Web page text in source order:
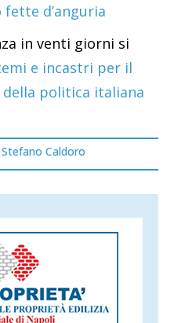
d’anguria
in venti giorni si
e incastri per il
politica italiana
Stefano Caldoro